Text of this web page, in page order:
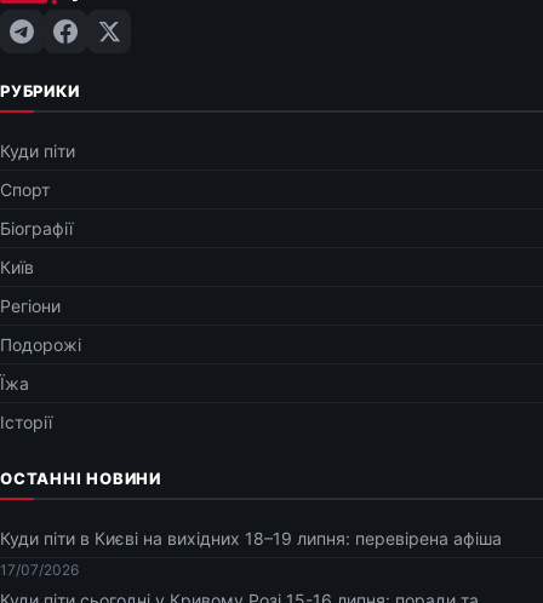
РУБРИКИ
Куди піти
Спорт
Біографії
Київ
Регіони
Подорожі
Їжа
Історії
ОСТАННІ НОВИНИ
Куди піти в Києві на вихідних 18–19 липня: перевірена афіша
17/07/2026